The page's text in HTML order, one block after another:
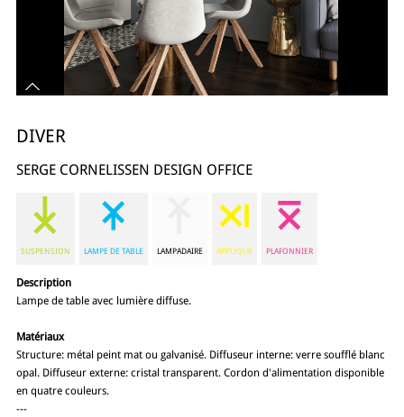
DIVER
SERGE CORNELISSEN DESIGN OFFICE
SUSPENSION LAMPE DE TABLE LAMPADAIRE APPLIQUE PLAFONNIER
Description
Lampe de table avec lumière diffuse.
Matériaux
Structure: métal peint mat ou galvanisé. Diffuseur interne: verre soufflé blanc
opal. Diffuseur externe: cristal transparent. Cordon d'alimentation disponible
en quatre couleurs.
---